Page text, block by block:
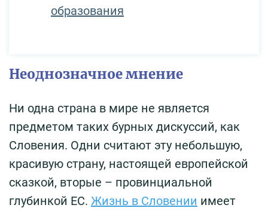
образования
Неоднозначное мнение
Ни одна страна в мире не является
предметом таких бурных дискуссий, как
Словения. Одни считают эту небольшую,
красивую страну, настоящей европейской
сказкой, вторые – провинциальной
глубинкой ЕС. Жизнь в Словении имеет